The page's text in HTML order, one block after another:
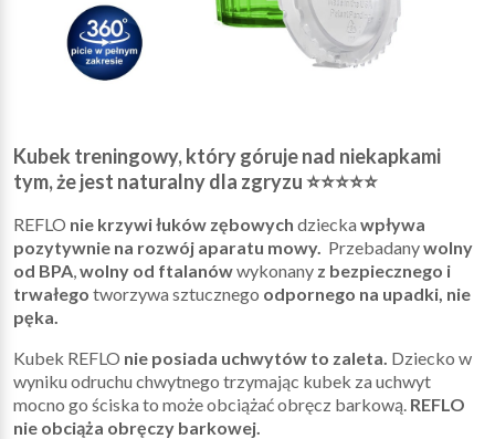
Kubek treningowy, który góruje nad niekapkami
tym, że jest naturalny dla zgryzu⭐⭐⭐⭐⭐
REFLO nie krzywi łuków zębowych dziecka wpływa
pozytywnie na rozwój aparatu mowy. Przebadanywolny
od BPA wolny od ftalanówwykonany z bezpiecznego i
trwałego tworzywa sztucznego odpornego na upadki, nie
pęka.
Kubek REFLO nie posiada uchwytów to zaleta. Dziecko w
wyniku odruchu chwytnego trzymając kubek za uchwyt
mocno go ściska to może obciążać obręcz barkową. REFLO
nie obciąża obręczy barkowej.